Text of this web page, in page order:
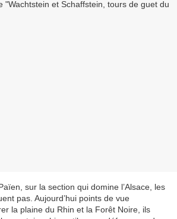
sur la section qui domine l’Alsace, les
pas. Aujourd’hui points de vue
la plaine du Rhin et la Forêt Noire, ils